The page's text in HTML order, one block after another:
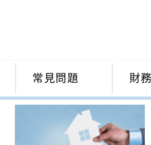
常見問題 財